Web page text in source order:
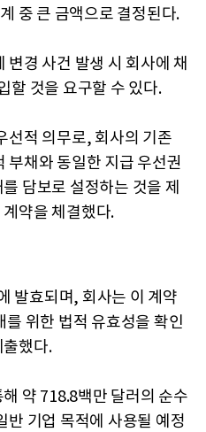
중 큰 금액으로 결정된다.
경 사건 발생 시 회사에 채
할 것을 요구할 수 있다.
선적 의무로, 회사의 기존
부채와 동일한 지급 우선권
담보로 설정하는 것을 제
약을 체결했다.
발효되며, 회사는 이 계약
를 위한 법적 유효성을 확인
했다.
약 718.8백만 달러의 순수
반 기업 목적에 사용될 예정